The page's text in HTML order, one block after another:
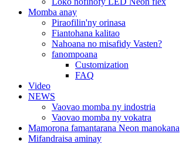
Momba anay
Piraofilin'ny orinasa
Fiantohana kalitao
Nahoana no misafidy Vasten?
fanompoana
Customization
FAQ
Video
NEWS
Vaovao momba ny indostria
Vaovao momba ny vokatra
Mamorona famantarana Neon manokana
Mifandraisa aminay